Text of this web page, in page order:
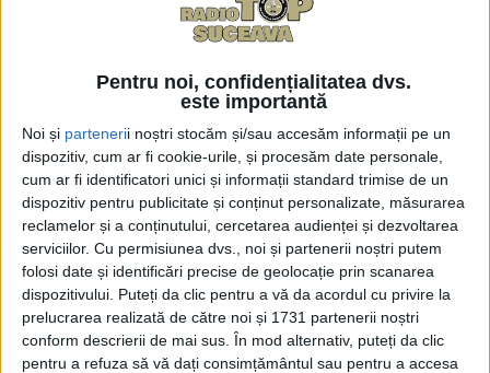
Pentru noi, confidențialitatea dvs.
este importantă
Noi și partenerii noștri stocăm și/sau accesăm informații pe un
dispozitiv, cum ar fi cookie-urile, și procesăm date personale,
cum ar fi identificatori unici și informații standard trimise de un
dispozitiv pentru publicitate și conținut personalizate, măsurarea
reclamelor și a conținutului, cercetarea audienței și dezvoltarea
serviciilor. Cu permisiunea dvs., noi și partenerii noștri putem
folosi date și identificări precise de geolocație prin scanarea
dispozitivului. Puteți da clic pentru a vă da acordul cu privire la
prelucrarea realizată de către noi și 1731 partenerii noștri
conform descrierii de mai sus. În mod alternativ, puteți da clic
pentru a refuza să vă dați consimțământul sau pentru a accesa
sînt găzduiţi 70 de minori şi tineri. Cele 3 miliarde de
lei au provenit de la Consiliul Judeţean şi din
sponsorizări şi au fost folosite, între altele, pentru
renovarea bucătăriei şi a băilor, pentru reamenajarea
sălii de mese şi pentru construirea unui spaţiu de
joacă. La evenimentul de astăzi au participat
secretarul de stat al Autorităţii Naţionale pentru
Protecţia Drepturilor Copilului, Ileana Savu,
vicepreşedintele Consiliului Judeţean Vasile Ilie,
directorul executiv al Direcţiei Generale de Asistenţă
Socială şi Protecţia Copilului, Florin Tărnăuceanu, şi
adjuncta acestuia, Monica Săndulescu.
Administratorul Centrului „Speranţa” este Lucica